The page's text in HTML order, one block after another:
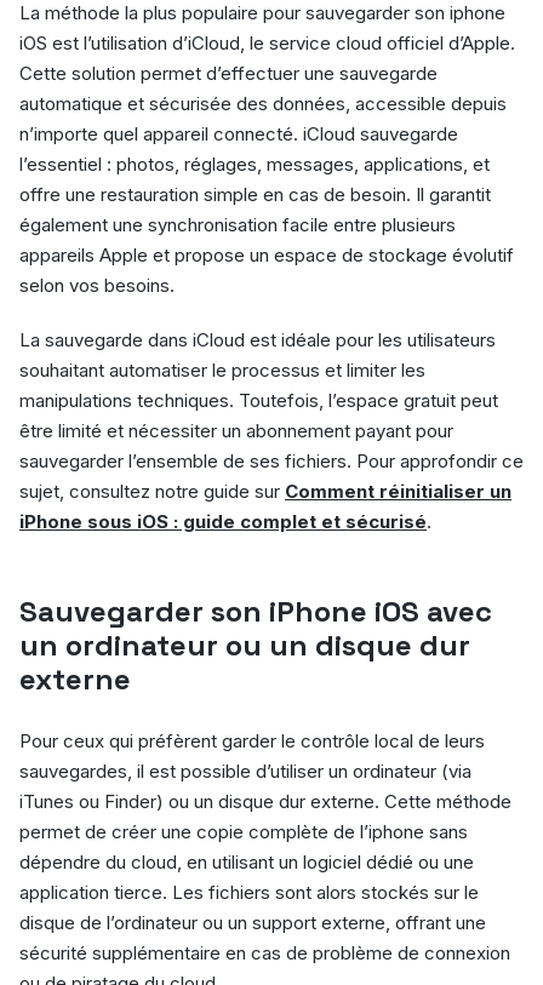
La méthode la plus populaire pour sauvegarder son iphone
iOS est l’utilisation d’iCloud, le service cloud officiel d’Apple.
Cette solution permet d’effectuer une sauvegarde
automatique et sécurisée des données, accessible depuis
n’importe quel appareil connecté. iCloud sauvegarde
l’essentiel : photos, réglages, messages, applications, et
offre une restauration simple en cas de besoin. Il garantit
également une synchronisation facile entre plusieurs
appareils Apple et propose un espace de stockage évolutif
selon vos besoins.
La sauvegarde dans iCloud est idéale pour les utilisateurs
souhaitant automatiser le processus et limiter les
manipulations techniques. Toutefois, l’espace gratuit peut
être limité et nécessiter un abonnement payant pour
sauvegarder l’ensemble de ses fichiers. Pour approfondir ce
sujet, consultez notre guide sur Comment réinitialiser un
iPhone sous iOS : guide complet et sécurisé.
Sauvegarder son iPhone iOS avec
un ordinateur ou un disque dur
externe
Pour ceux qui préfèrent garder le contrôle local de leurs
sauvegardes, il est possible d’utiliser un ordinateur (via
iTunes ou Finder) ou un disque dur externe. Cette méthode
permet de créer une copie complète de l’iphone sans
dépendre du cloud, en utilisant un logiciel dédié ou une
application tierce. Les fichiers sont alors stockés sur le
disque de l’ordinateur ou un support externe, offrant une
sécurité supplémentaire en cas de problème de connexion